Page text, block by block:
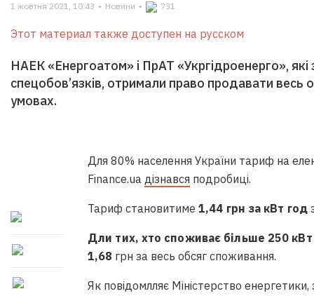
1 жовтня 2021, 10:43 • Новини • 731
Этот материал также доступен на русском
НАЕК «Енергоатом» і ПрАТ «Укргідроенерго»,
спецобов’язків, отримали право продавати весь
умовах.
Для 80% населення України тариф на
Finance.ua дізнався подробиці.
Тариф становитиме 1,44 грн за кВт год
Дли тих, хто споживає більше 250
1,68 грн за весь обсяг споживання.
Як повідомлляє Міністерство